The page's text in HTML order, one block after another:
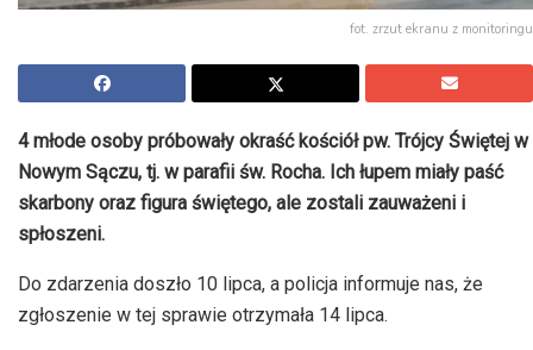
fot. zrzut ekranu z monitoringu
4 młode osoby próbowały okraść kościół pw. Trójcy Świętej w
Nowym Sączu, tj. w parafii św. Rocha. Ich łupem miały paść
skarbony oraz figura świętego, ale zostali zauważeni i
spłoszeni.
Do zdarzenia doszło 10 lipca, a policja informuje nas, że
zgłoszenie w tej sprawie otrzymała 14 lipca.